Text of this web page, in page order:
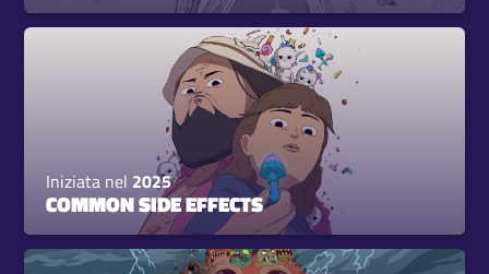
Iniziata nel 2025
COMMON SIDE EFFECTS